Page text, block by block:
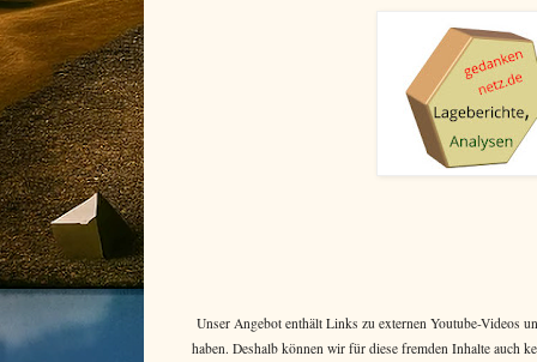
Unser Angebot enthält Links zu externen Youtube-Videos
haben. Deshalb können wir für diese fremden Inhalte auch